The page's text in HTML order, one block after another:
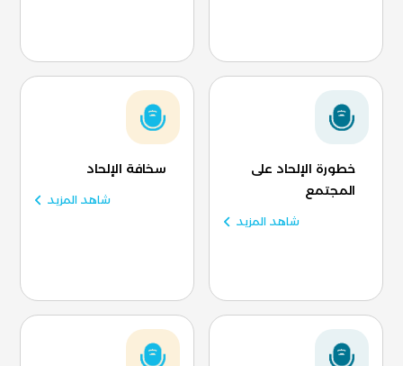
خطورة الإلحاد على
المجتمع
شاهد المزيد
سخافة الإلحاد
شاهد المزيد